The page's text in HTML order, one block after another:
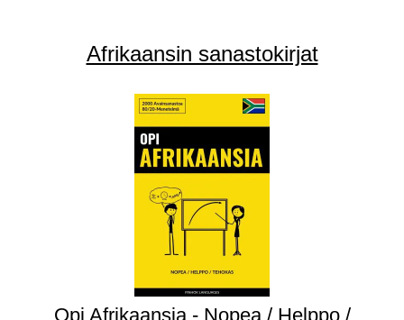
Afrikaansin sanastokirjat
Opi Afrikaansia - Nopea / Helppo /